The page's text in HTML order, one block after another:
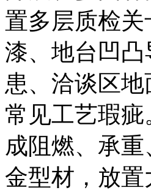
置多层质检
漆、地台凹
患、洽谈区
常见工艺瑕
成阻燃、承
金型材，放